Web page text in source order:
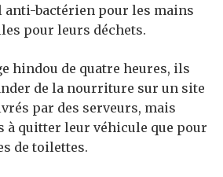
anti-bactérien pour les mains
pour leurs déchets.
hindou de quatre heures, ils
de la nourriture sur un site
par des serveurs, mais
à quitter leur véhicule que pour
de toilettes.